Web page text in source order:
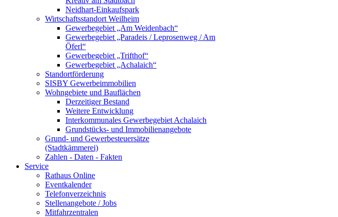
Neidhart-Einkaufspark
Wirtschaftsstandort Weilheim
Gewerbegebiet „Am Weidenbach“
Gewerbegebiet „Paradeis / Leprosenweg / Am
Öferl“
Gewerbegebiet „Trifthof“
Gewerbegebiet „Achalaich“
Standortförderung
SISBY Gewerbeimmobilien
Wohngebiete und Bauflächen
Derzeitiger Bestand
Weitere Entwicklung
Interkommunales Gewerbegebiet Achalaich
Grundstücks- und Immobilienangebote
Grund- und Gewerbesteuersätze
(Stadtkämmerei)
Zahlen - Daten - Fakten
Service
Rathaus Online
Eventkalender
Telefonverzeichnis
Stellenangebote / Jobs
Mitfahrzentralen